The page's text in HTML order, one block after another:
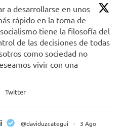
a desarrollarse en unos
rápido en la toma de
tiene la filosofía del
de las decisiones de todas
como sociedad no
vivir con una
Twitter
@daviduzcategui · 3 Ago